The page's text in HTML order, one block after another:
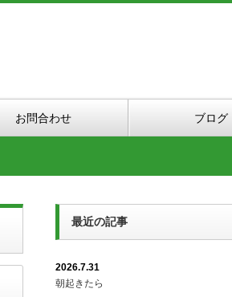
お問合わせ ブログ
最近の記事
2026.7.31
朝起きたら